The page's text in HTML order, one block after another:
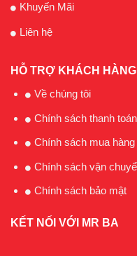
Khuyến Mãi
Liên hệ
HỖ TRỢ KHÁCH HÀNG
Về chúng tôi
Chính sách thanh toán
Chính sách mua hàng
Chính sách vận
Chính sách bảo mật
KẾT NỐI VỚI MR BA